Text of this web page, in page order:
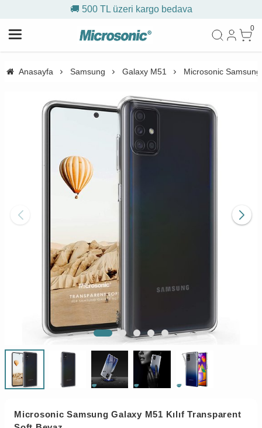
🚚 500 TL üzeri kargo bedava
0
Anasayfa Samsung Galaxy M51 Microsonic
Microsonic Samsung Galaxy M51 Kılıf Transparent